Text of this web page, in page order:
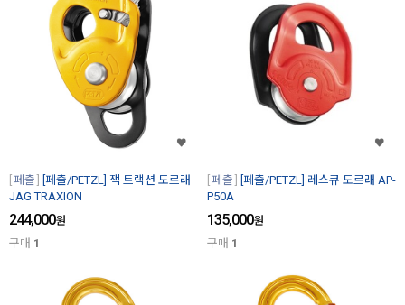
페츨
[페츨/PETZL] 잭 트랙션 도르래
JAG TRAXION
244,000원
구매 1
페츨
[페츨/PETZL] 레스큐 도르래 AP-
P50A
135,000원
구매 1